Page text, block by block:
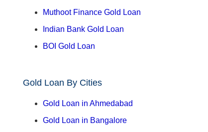
Muthoot Finance Gold Loan
Indian Bank Gold Loan
BOI Gold Loan
Gold Loan By Cities
Gold Loan in Ahmedabad
Gold Loan in Bangalore